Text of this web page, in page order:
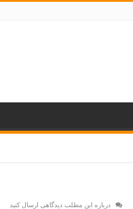
درباره این مطلب دیدگاهی ارسال کنید